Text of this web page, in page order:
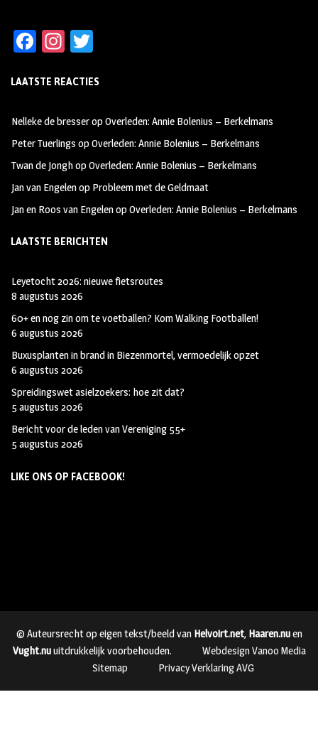
Fa
b
oo
k
In
ag
m
tt
LAATSTE REACTIES
Nelleke de bresseropOverleden: Annie Bolenius – Berkelmans
Peter Tuerlings opOverleden: Annie Bolenius – Berkelmans
Twan de JonghopOverleden: Annie Bolenius – Berkelmans
Jan van Engelenop Probleem met de Geldmaat
Jan en Roos van EngelenopOverleden: Annie Bolenius – Berkelmans
LAATSTE BERICHTEN
Leyetocht 2026: nieuwe fietsroutes
8 augustus 2026
60+ en nog zin om te voetballen? Kom Walking Footballen!
6 augustus 2026
Buxusplanten in brand in Biezenmortel, vermoedelijk opzet
6 augustus 2026
Spreidingswet asielzoekers: hoe zit dat?
5 augustus 2026
Bericht voor de leden van Vereniging 55+
5 augustus 2026
LIKE ONS OP FACEBOOK!
© Auteursrecht op eigen tekst/beeld van Helvoirt.net, Haaren.nuen
Vught.nuuitdrukkelijk voorbehouden.
Webdesign Vanoo Media
Sitemap
Privacy Verklaring AVG